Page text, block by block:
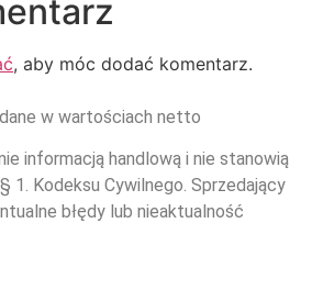
, aby móc dodać komentarz.
w wartościach netto
informacją handlową i nie stanowią
1. Kodeksu Cywilnego. Sprzedający
błędy lub nieaktualność